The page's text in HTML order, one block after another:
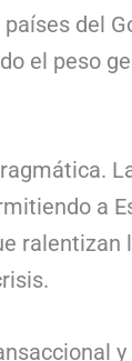
del
el peso
a
ralentizan